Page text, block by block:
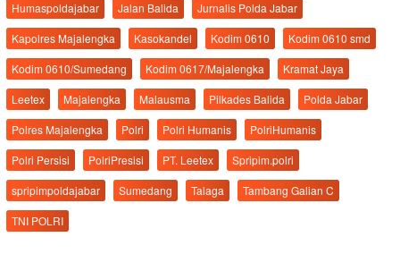
Humaspoldajabar
Jalan Balida
Jurnalis Polda Jabar
Kapolres Majalengka
Kasokandel Kodim 0610
Kodim 0610 smd
Kodim 0610/Sumedang
Kodim 0617/Majalengka
Kramat Jaya
Leetex
Majalengka Malausma Pilkades Balida
Polda Jabar
Polres Majalengka
Polri Polri Humanis
PolriHumanis
Polri Persisi
PolriPresisi PT. Leetex
Spripim.polri
spripimpoldajabar
Sumedang Talaga
Tambang Galian C
TNI POLRI